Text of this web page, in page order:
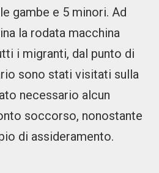
gambe e 5 minori. Ad
la rodata macchina
i migranti, dal punto di
sono stati visitati sulla
necessario alcun
soccorso, nonostante
di assideramento.